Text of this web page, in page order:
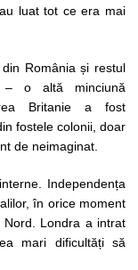
luat tot ce era mai
România și restul
– o altă minciună
Britanie a fost
fostele colonii, doar
de neimaginat.
Independența
în orice moment
Londra a intrat
mari dificultăți să